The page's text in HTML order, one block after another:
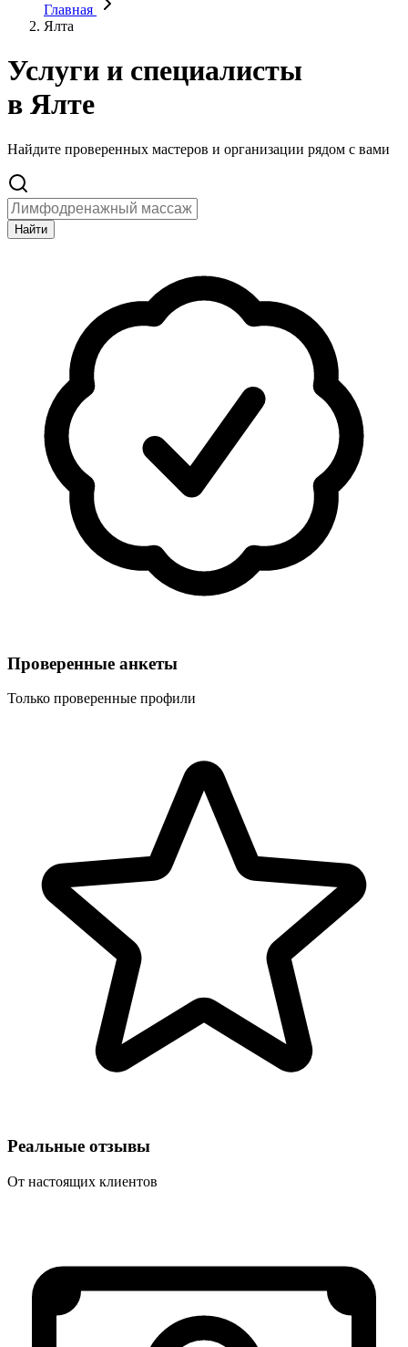
Главная
Ялта
Услуги и специалисты
в Ялте
Найдите проверенных мастеров и организации рядом с вами
Найти
Проверенные анкеты
Только проверенные профили
Реальные отзывы
От настоящих клиентов